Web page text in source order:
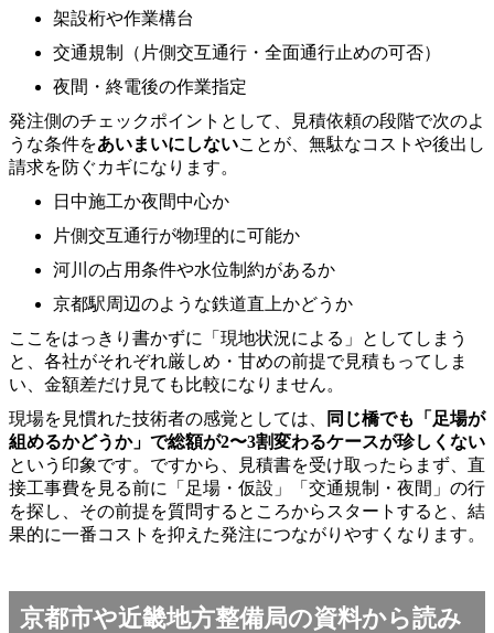
架設桁や作業構台
交通規制（片側交互通行・全面通行止めの可否）
夜間・終電後の作業指定
発注側のチェックポイントとして、見積依頼の段階で次のよ
うな条件をあいまいにしないことが、無駄なコストや後出し
請求を防ぐカギになります。
日中施工か夜間中心か
片側交互通行が物理的に可能か
河川の占用条件や水位制約があるか
京都駅周辺のような鉄道直上かどうか
ここをはっきり書かずに「現地状況による」としてしまう
と、各社がそれぞれ厳しめ・甘めの前提で見積もってしま
い、金額差だけ見ても比較になりません。
現場を見慣れた技術者の感覚としては、
同じ橋でも「足場が
組めるかどうか」で総額が2〜3割変わるケースが珍しくない
という印象です。ですから、見積書を受け取ったらまず、直
接工事費を見る前に「足場・仮設」「交通規制・夜間」の行
を探し、その前提を質問するところからスタートすると、結
果的に一番コストを抑えた発注につながりやすくなります。
京都市や近畿地方整備局の資料から読み